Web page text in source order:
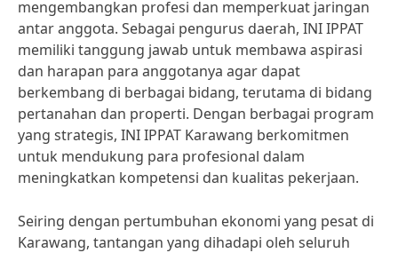
mengembangkan profesi dan memperkuat jaringan
antar anggota. Sebagai pengurus daerah, INI IPPAT
memiliki tanggung jawab untuk membawa aspirasi
dan harapan para anggotanya agar dapat
berkembang di berbagai bidang, terutama di bidang
pertanahan dan properti. Dengan berbagai program
yang strategis, INI IPPAT Karawang berkomitmen
untuk mendukung para profesional dalam
meningkatkan kompetensi dan kualitas pekerjaan.
Seiring dengan pertumbuhan ekonomi yang pesat di
Karawang, tantangan yang dihadapi oleh seluruh